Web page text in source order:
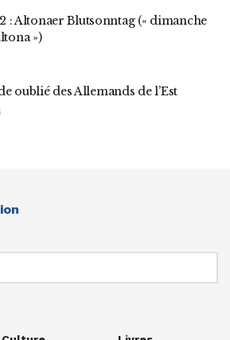
: Altonaer Blutsonntag (« dimanche
»)
oublié des Allemands de l’Est